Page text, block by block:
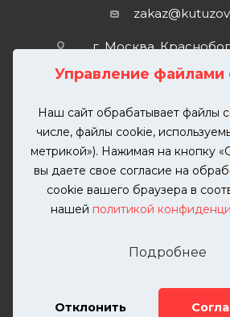
Управление файлами
Наш сайт обрабатывает файлы
числе, файлы cookie,
метрикой»). Нажимая на кнопку
вы даете свое согласие на
cookie вашего браузера в
нашей политикой
Подробнее
Отклонить
г. Москва,
2026 © KUTUZOVV | Кузовной
автомобилей. Вся информация на
разрешения запрещена. Все
Телефон: 8(499)-302-